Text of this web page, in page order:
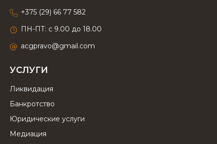
+375 (29) 66 77 582
ПН-ПТ: с 9.00 до 18.00
acgpravo@gmail.com
УСЛУГИ
Ликвидация
Банкротство
Юридические услуги
Медиация